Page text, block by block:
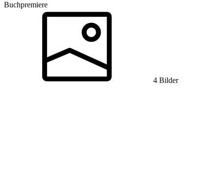
Buchpremiere
4 Bilder